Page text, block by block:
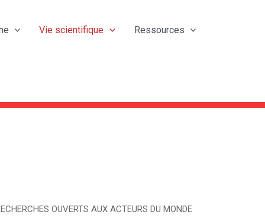
Vie scientifique Ressources
OUVERTS AUX ACTEURS DU MONDE